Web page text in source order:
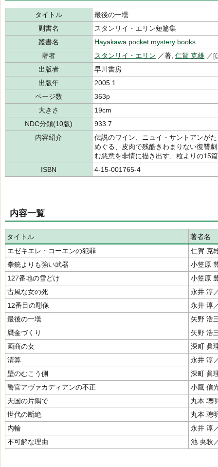
タイトル
最後の一壜
副書名
スタンリイ・エリン短篇集
叢書名
Hayakawa pocket mystery books
著者
スタンリイ・エリン ／著, 仁賀 克雄 ／
出版者
早川書房
出版年
2005.1
ページ数
363p
大きさ
19cm
NDC分類(10版)
933.7
内容紹介
伝説のワイン、ニュイ・サントアンが
めぐる、皮肉で残酷きわまりない復讐
む悪意を非情に描き出す、粒よりの15
ISBN
4-15-001765-4
内容一覧
タイトル
著者名
エゼキエレ・コーエンの犯罪
仁賀 克
拳銃よりも強い武器
小笠原
127番地の雪どけ
小笠原
古風な女の死
永井 淳
12番目の彫像
永井 淳
最後の一壜
矢野 浩
贋金づくり
矢野 浩
画商の女
深町 眞
清算
永井 淳
壁のむこう側
深町 眞
警官アヴァカディアンの不正
小鷹 信
天国の片隅で
丸本 聰
世代の断絶
丸本 聰
内輪
永井 淳
不可解な理由
池 央耿